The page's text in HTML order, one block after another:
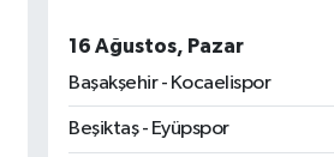
16 Ağustos, Pazar
Başakşehir - Kocaelispor
Beşiktaş - Eyüpspor